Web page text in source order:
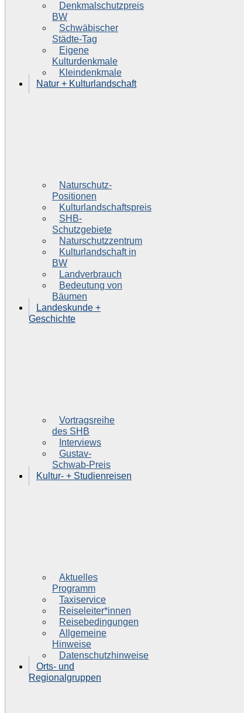
Denkmalschutzpreis
BW
Schwäbischer
Städte-Tag
Eigene
Kulturdenkmale
Kleindenkmale
Natur + Kulturlandschaft
Naturschutz-
Positionen
Kulturlandschaftspreis
SHB-
Schutzgebiete
Naturschutzzentrum
Kulturlandschaft in
BW
Landverbrauch
Bedeutung von
Bäumen
Landeskunde +
Geschichte
Vortragsreihe
des SHB
Interviews
Gustav-
Schwab-Preis
Kultur- + Studienreisen
Aktuelles
Programm
Taxiservice
Reiseleiter*innen
Reisebedingungen
Allgemeine
Hinweise
Datenschutzhinweise
Orts- und
Regionalgruppen